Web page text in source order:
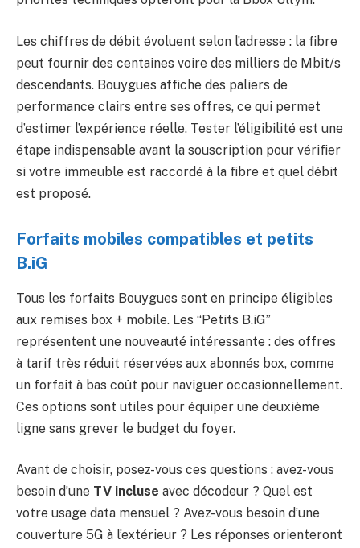
Les chiffres de débit évoluent selon l’adresse : la fibre
peut fournir des centaines voire des milliers de Mbit/s
descendants. Bouygues affiche des paliers de
performance clairs entre ses offres, ce qui permet
d’estimer l’expérience réelle. Tester l’éligibilité est une
étape indispensable avant la souscription pour vérifier
si votre immeuble est raccordé à la fibre et quel débit
est proposé.
Forfaits mobiles compatibles et petits
B.iG
Tous les forfaits Bouygues sont en principe éligibles
aux remises box + mobile. Les “Petits B.iG”
représentent une nouveauté intéressante : des offres
à tarif très réduit réservées aux abonnés box, comme
un forfait à bas coût pour naviguer occasionnellement.
Ces options sont utiles pour équiper une deuxième
ligne sans grever le budget du foyer.
Avant de choisir, posez-vous ces questions : avez-vous
besoin d’une TV incluse avec décodeur ? Quel est
votre usage data mensuel ? Avez-vous besoin d’une
couverture 5G à l’extérieur ? Les réponses orienteront